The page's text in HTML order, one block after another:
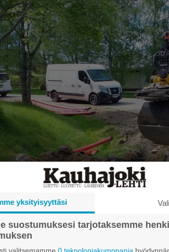
yksityisyyttäsi
suostumuksesi tarjotaksemme
valitsemamme 0 teknologiakumppania